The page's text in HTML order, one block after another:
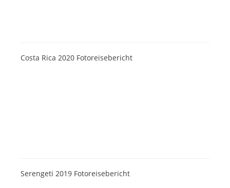
Costa Rica 2020 Fotoreisebericht
Serengeti 2019 Fotoreisebericht